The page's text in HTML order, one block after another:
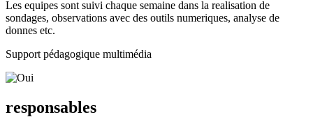
Les equipes sont suivi chaque semaine dans la realisation de
sondages, observations avec des outils numeriques, analyse de
donnes etc.
Support pédagogique multimédia
responsables